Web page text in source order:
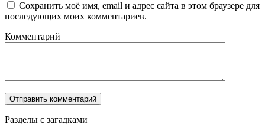
Сохранить моё имя, email и адрес сайта в этом браузере для
последующих моих комментариев.
Комментарий
Разделы с загадками